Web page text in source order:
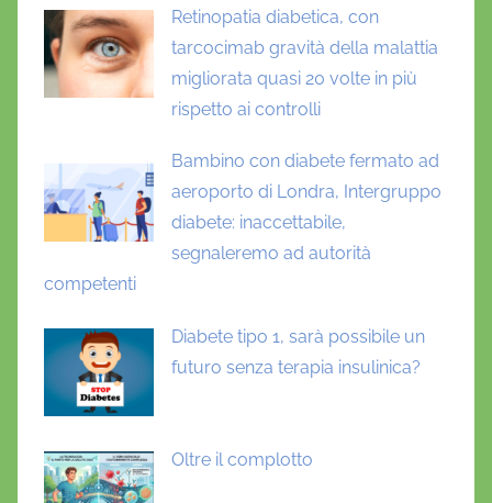
,
L
u
i
a
v
l
a
,
v
o
Retinopatia diabetica, con
tarcocimab gravità della malattia
migliorata quasi 20 volte in più
rispetto ai controlli
Bambino con diabete fermato ad
aeroporto di Londra, Intergruppo
diabete: inaccettabile,
segnaleremo ad autorità
competenti
Diabete tipo 1, sarà possibile un
futuro senza terapia insulinica?
Oltre il complotto